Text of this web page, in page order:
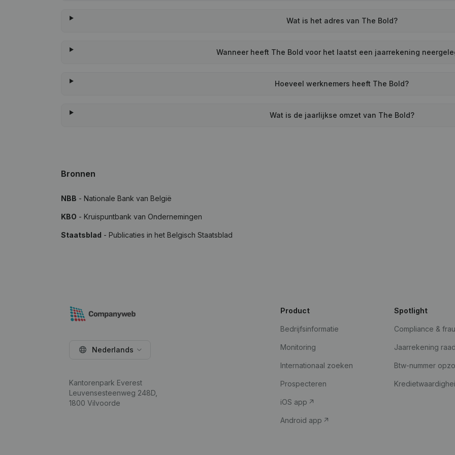
Wat is het adres van The Bold?
Wanneer heeft The Bold voor het laatst een jaarrekening
Hoeveel werknemers heeft The Bold?
Wat is de jaarlijkse omzet van The Bold?
Bronnen
NBB - Nationale Bank van België
KBO - Kruispuntbank van Ondernemingen
Staatsblad - Publicaties in het Belgisch Staatsblad
Nederlands
Kantorenpark Everest
Leuvensesteenweg 248D,
1800 Vilvoorde
Product
Bedrijfsinformatie
Monitoring
Internationaal zoeken
Prospecteren
iOS app
Android app
Spotlight
Compliance &
Jaarrekening
Btw-nummer